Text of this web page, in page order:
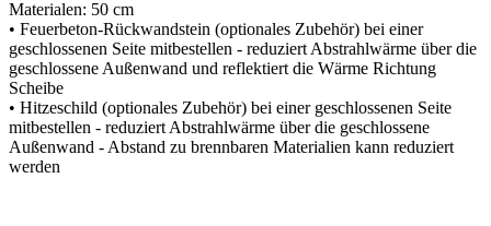
Materialen: 50 cm
• Feuerbeton-Rückwandstein (optionales Zubehör) bei einer
geschlossenen Seite mitbestellen - reduziert Abstrahlwärme über die
geschlossene Außenwand und reflektiert die Wärme Richtung
Scheibe
• Hitzeschild (optionales Zubehör) bei einer geschlossenen Seite
mitbestellen - reduziert Abstrahlwärme über die geschlossene
Außenwand - Abstand zu brennbaren Materialien kann reduziert
werden